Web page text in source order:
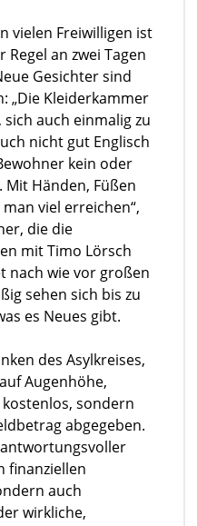
vielen Freiwilligen ist
an zwei Tagen
Gesichter sind
„Die Kleiderkammer
auch einmalig zu
nicht gut Englisch
kein oder
Mit Händen, Füßen
viel erreichen“,
die die
mit Timo Lörsch
nach wie vor großen
sehen sich bis zu
es Neues gibt.
des Asylkreises,
Augenhöhe,
sondern
abgegeben.
finanziellen
auch
wirkliche,